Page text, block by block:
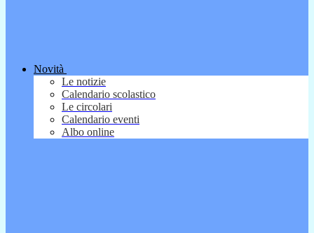
Novità
Le notizie
Calendario scolastico
Le circolari
Calendario eventi
Albo online